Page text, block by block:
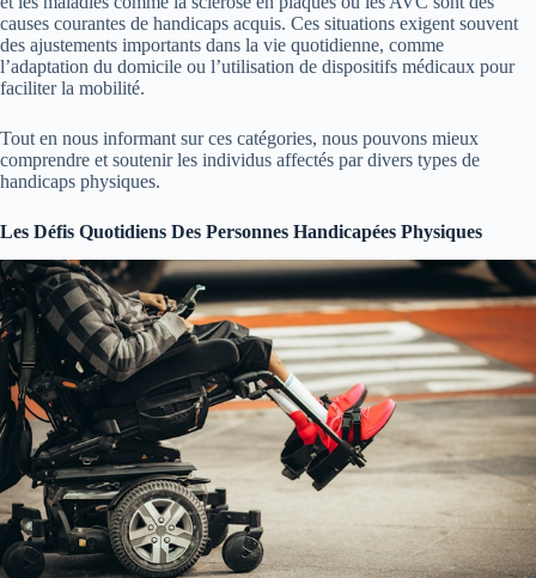
causes courantes de handicaps acquis. Ces situations exigent souvent
des ajustements importants dans la vie quotidienne, comme
l’adaptation du domicile ou l’utilisation de dispositifs médicaux pour
faciliter la mobilité.
Tout en nous informant sur ces catégories, nous pouvons mieux
comprendre et soutenir les individus affectés par divers types de
handicaps physiques.
Les Défis Quotidiens Des Personnes Handicapées Physiques